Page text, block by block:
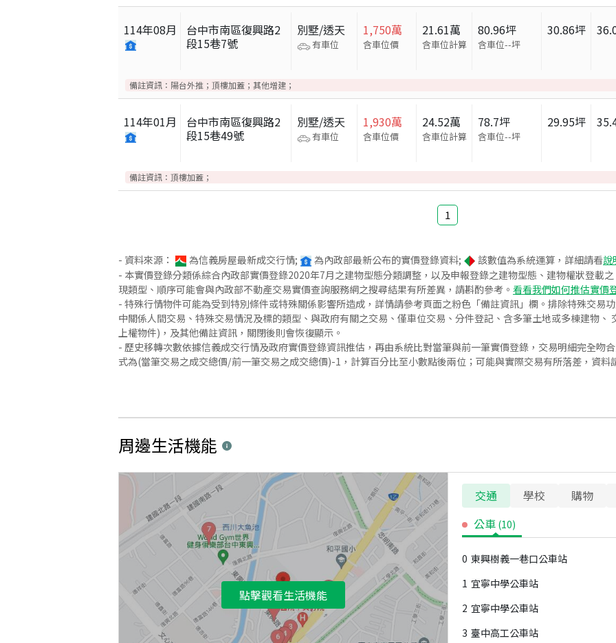
114年08月
台中市南區復興路2
段15巷7號
別墅/透天
有車位
1,750萬
含車位價
21.61萬
含車位計算
80.96坪
含車位--坪
30.86坪
備註資訊： 陽台外推；頂樓加蓋；其他增建；
114年01月
台中市南區復興路2
段15巷49號
別墅/透天
有車位
1,930萬
含車位價
24.52萬
含車位計算
78.7坪
含車位--坪
29.95坪
備註資訊： 頂樓加蓋；
1
- 資料來源： 為信義房屋最新成交行情; 為內政部最新公布的實價登錄資料; 該數值為系統運算，詳細請看說
- 本實價登錄分類係綜合內政部實價登錄2020年7月之建物型態分類調整，以及申報登錄之建物型態、建物權狀登載
現類型、順序可能會與內政部不動產交易實價查詢服務網之搜尋結果有所差異，請斟酌參考。 看看我們如何推估實價
- 特殊行情物件可能為受到特別條件或特殊關係影響所造成，詳情請參考頁面之粉色「備註資訊」欄。排除特殊交易
中關係人間交易、特殊交易情況及標的類型、與政府有關之交易、僅車位交易、分件登記、含多筆土地或多棟建物、
上權物件)，及其他備註資訊，關閉後則會恢復顯示。
- 歷史移轉次數依據信義成交行情及政府實價登錄資訊推估，再由系統比對當筆與前一筆實價登錄，交易明細完全吻
式為(當筆交易之成交總價/前一筆交易之成交總價)-1，計算百分比至小數點後兩位；可能與實際交易有所落差，資料
周邊生活機能
點擊觀看生活機能
交通 學校 購物
公車 (10)
0 東興樹義一巷口公車站
1 宜寧中學公車站
2 宜寧中學公車站
3 臺中高工公車站